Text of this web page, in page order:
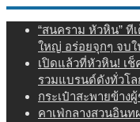
Skip
content
“สนคราม หัวหิน” ที
ใหญ่ อร่อยจุกๆ จบใ
เปิดแล้วที่หัวหิน! เช็
รวมแบรนด์ดังทั่วโ
กระเป๋าสะพายข้าง
คาเฟ่กลางสวนอินท